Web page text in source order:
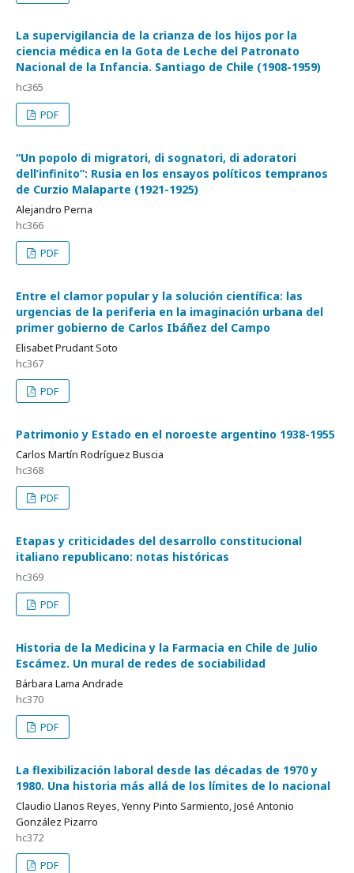
La supervigilancia de la crianza de los hijos por la
ciencia médica en la Gota de Leche del Patronato
Nacional de la Infancia. Santiago de Chile (1908-1959)
hc365
PDF
“Un popolo di migratori, di sognatori, di adoratori
dell’infinito”: Rusia en los ensayos políticos tempranos
de Curzio Malaparte (1921-1925)
Alejandro Perna
hc366
PDF
Entre el clamor popular y la solución científica: las
urgencias de la periferia en la imaginación urbana del
primer gobierno de Carlos Ibáñez del Campo
Elisabet Prudant Soto
hc367
PDF
Patrimonio y Estado en el noroeste argentino 1938-1955
Carlos Martín Rodríguez Buscia
hc368
PDF
Etapas y criticidades del desarrollo constitucional
italiano republicano: notas históricas
hc369
PDF
Historia de la Medicina y la Farmacia en Chile de Julio
Escámez. Un mural de redes de sociabilidad
Bárbara Lama Andrade
hc370
PDF
La flexibilización laboral desde las décadas de 1970 y
1980. Una historia más allá de los límites de lo nacional
Claudio Llanos Reyes, Yenny Pinto Sarmiento, José Antonio
González Pizarro
hc372
PDF